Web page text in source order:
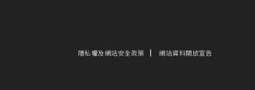
隱私權及網站安全政策 網站資料開放宣告